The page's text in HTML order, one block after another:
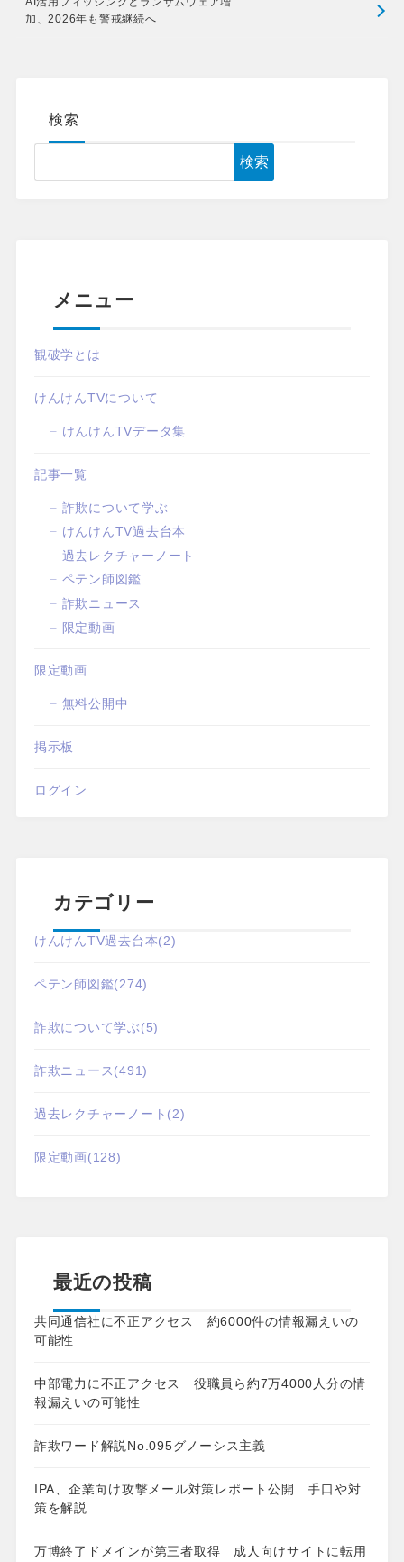
加、2026年も警戒継続へ
検索
検索
メニュー
観破学とは
けんけんTVについて
けんけんTVデータ集
記事一覧
詐欺について学ぶ
けんけんTV過去台本
過去レクチャーノート
ペテン師図鑑
詐欺ニュース
限定動画
限定動画
無料公開中
掲示板
ログイン
カテゴリー
けんけんTV過去台本(2)
ペテン師図鑑(274)
詐欺について学ぶ(5)
詐欺ニュース(491)
過去レクチャーノート (2)
限定動画(128)
最近の投稿
共同通信社に不正アクセス 約6000件の情報漏えいの
可能性
中部電力に不正アクセス 役職員ら約7万4000人分の情
報漏えいの可能性
詐欺ワード解説No.095グノーシス主義
IPA、企業向け攻撃メール対策レポート公開 手口や対
策を解説
万博終了ドメインが第三者取得 成人向けサイトに転用